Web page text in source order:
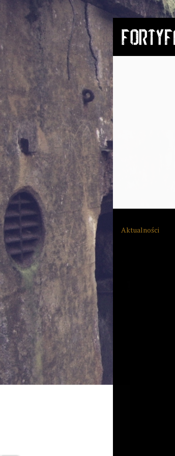
Aktualności